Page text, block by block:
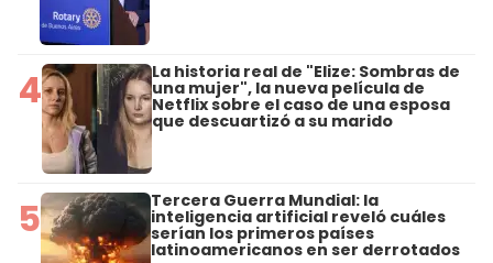
4 La historia real de "Elize: Sombras de
una mujer", la nueva película de
Netflix sobre el caso de una esposa
que descuartizó a su marido
5 Tercera Guerra Mundial: la
inteligencia artificial reveló cuáles
serían los primeros países
latinoamericanos en ser derrotados